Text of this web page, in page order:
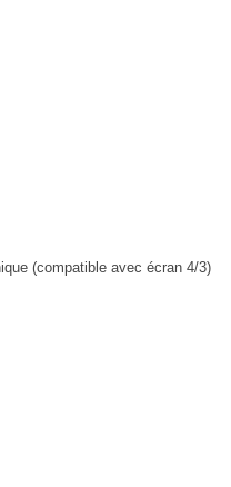
(compatible avec écran 4/3)